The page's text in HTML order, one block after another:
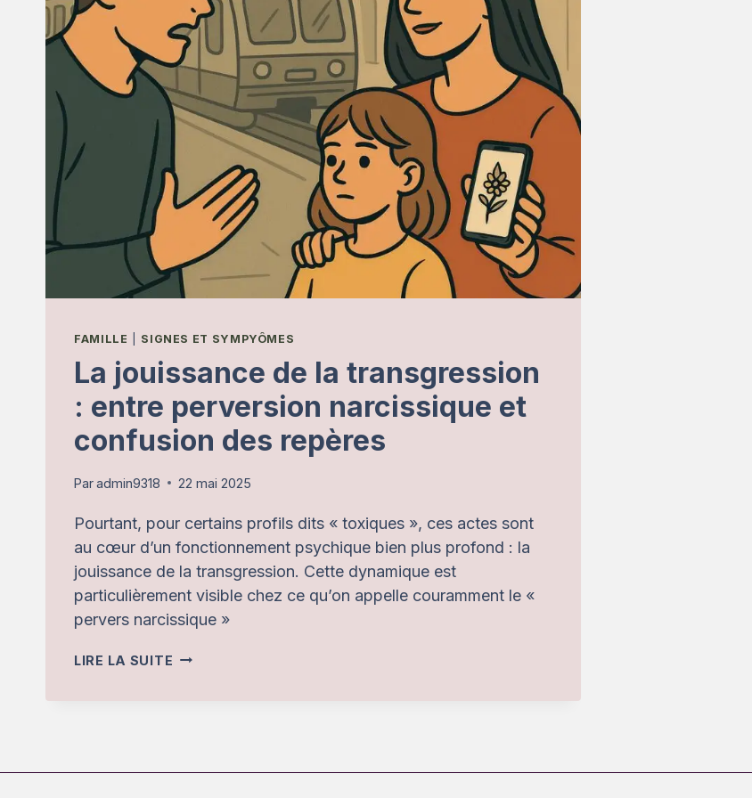
FAMILLE SIGNES ET SYMPYÔMES
La jouissance de la transgression
: entre perversion narcissique et
confusion des repères
Paradmin9318 22 mai 2025
Pourtant, pour certains profils dits « toxiques », ces actes sont
au cœur d’un fonctionnement psychique bien plus profond : la
jouissance de la transgression. Cette dynamique est
particulièrement visible chez ce qu’on appelle couramment le «
pervers narcissique »
LIRE LA SUITE LA